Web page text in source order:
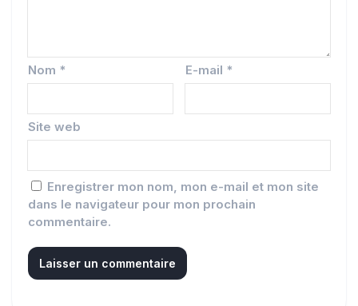
Nom * E-mail *
Site web
Enregistrer mon nom, mon e-mail et mon site
dans le navigateur pour mon prochain
commentaire.